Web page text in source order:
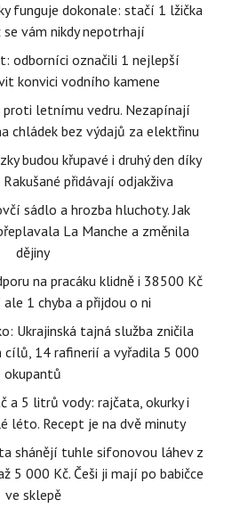
funguje dokonale: stačí 1 lžička
vám nikdy nepotrhají
odborníci označili 1 nejlepší
konvici vodního kamene
letnímu vedru. Nezapínají
chládek bez výdajů za elektřinu
budou křupavé i druhý den díky
přidávají odjakživa
sádlo a hrozba hluchoty. Jak
La Manche a změnila
dějiny
na pracáku klidně i 38500 Kč
1 chyba a přijdou o ni
Ukrajinská tajná služba zničila
cílů, 14 rafinerií a vyřadila 5 000
okupantů
a 5 litrů vody: rajčata, okurky i
léto. Recept je na dvě minuty
shánějí tuhle sifonovou láhev z
5 000 Kč. Češi ji mají po babičce
ve sklepě